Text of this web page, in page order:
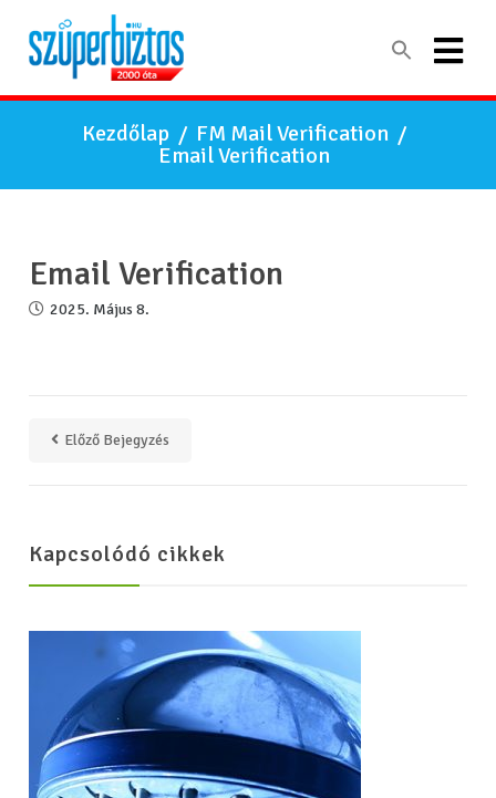
Kezdőlap / FM Mail Verification /
Email Verification
Email Verification
2025. Május 8.
Előző Bejegyzés
Kapcsolódó cikkek